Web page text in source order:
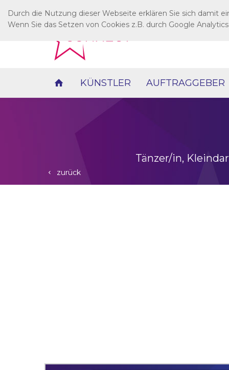
KÜNSTLER AUFTRAGGEBER
zurück
Tänzer/in,
Durch die Nutzung dieser Webseite erklären Sie sich damit
Wenn Sie das Setzen von Cookies z.B. durch Google